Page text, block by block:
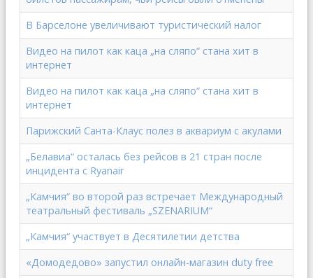
В Барселоне увеличивают туристический налог
Видео на пилот как каца „на сляпо“ стана хит в
интернет
Видео на пилот как каца „на сляпо“ стана хит в
интернет
Парижский Санта-Клаус полез в аквариум с акулами
„Белавиа“ осталась без рейсов в 21 стран после
инцидента с Ryanair
„Камчия“ во второй раз встречает Международный
театральный фестиваль „SZENARIUM“
„Камчия“ участвует в Десятилетии детства
«Домодедово» запустил онлайн-магазин duty free